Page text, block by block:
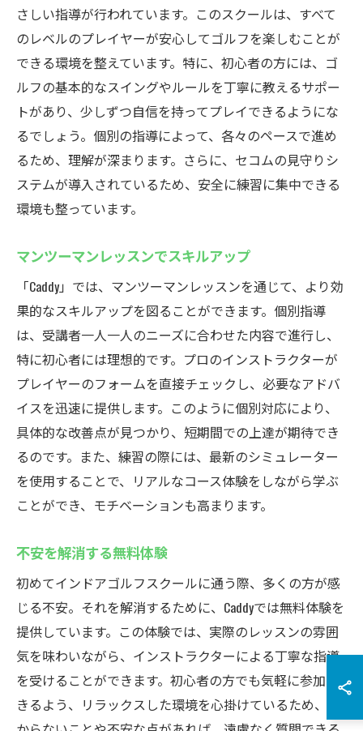
さしい指導が行われています。このスクールは、すべて
のレベルのプレイヤーが安心してゴルフを楽しむことが
できる環境を整えています。特に、初心者の方には、ゴ
ルフの基本的なスイングやルールを丁寧に教えるサポー
トがあり、少しずつ自信を持ってプレイできるようにな
るでしょう。個別の指導によって、各々のペースで進め
るため、理解が深まります。さらに、セコムの見守りシ
ステムが導入されているため、安全に練習に集中できる
環境も整っています。
マンツーマンレッスンでスキルアップ
「Caddy」では、マンツーマンレッスンを通じて、より効
果的なスキルアップを図ることができます。個別指導
は、受講者一人一人のニーズに合わせた内容で進行し、
特に初心者には理想的です。プロのインストラクターが
プレイヤーのフォームを直接チェックし、必要なアドバ
イスを迅速に提供します。このように個別対応により、
具体的な改善点が見つかり、短期間での上達が期待でき
るのです。また、練習の際には、最新のシミュレーター
を使用することで、リアルなコース体験をしながら学ぶ
ことができ、モチベーションも高まります。
不安を解消する無料体験
初めてインドアゴルフスクールに通う際、多くの方が感
じる不安。それを解消するために、Caddyでは無料体験を
提供しています。この体験では、実際のレッスンの雰囲
気を味わいながら、インストラクターによる丁寧な指導
を受けることができます。初心者の方でも気軽に参加で
きるよう、リラックスした環境を心掛けているため、わ